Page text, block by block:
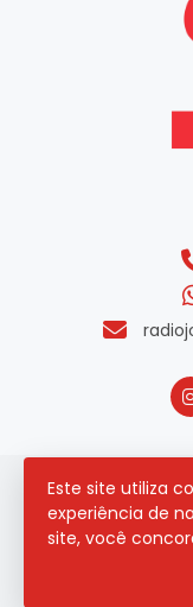
Este site utiliza
experiência de
site, você
2026 ©